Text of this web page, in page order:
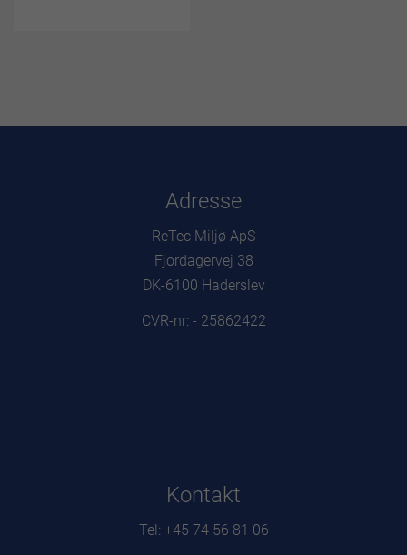
Adresse
ReTec Miljø ApS
Fjordagervej 38
DK-6100 Haderslev
CVR-nr: - 25862422
Kontakt
Tel: +45 74 56 81 06